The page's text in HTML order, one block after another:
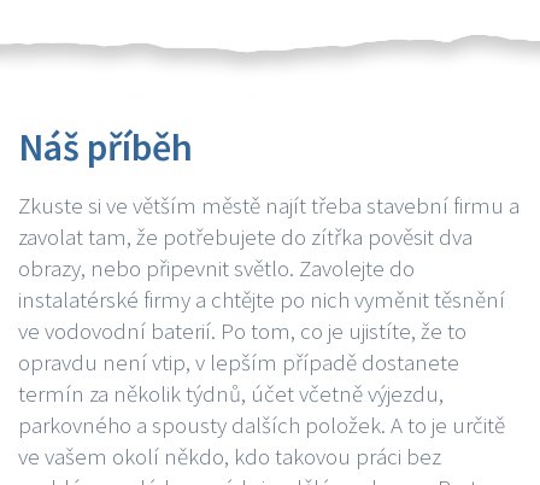
Náš příběh
Zkuste si ve větším městě najít třeba stavební firmu a
zavolat tam, že potřebujete do zítřka pověsit dva
obrazy, nebo připevnit světlo. Zavolejte do
instalatérské firmy a chtějte po nich vyměnit těsnění
ve vodovodní baterií. Po tom, co je ujistíte, že to
opravdu není vtip, v lepším případě dostanete
termín za několik týdnů, účet včetně výjezdu,
parkovného a spousty dalších položek. A to je určitě
ve vašem okolí někdo, kdo takovou práci bez